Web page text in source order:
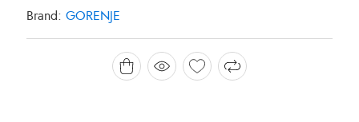
Brand: GORENJE